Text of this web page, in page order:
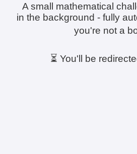
A small mathematical
in the background - fully
you're not a
⏳ You'll be